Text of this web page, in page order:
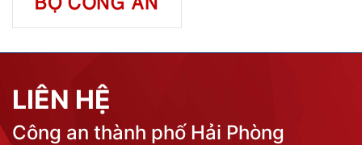
LIÊN HỆ
Công an thành phố Hải Phòng